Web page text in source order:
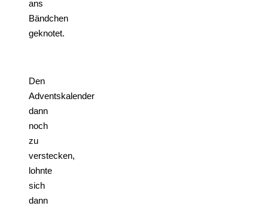
ans
Bändchen
geknotet.
Den
Adventskalender
dann
noch
zu
verstecken,
lohnte
sich
dann